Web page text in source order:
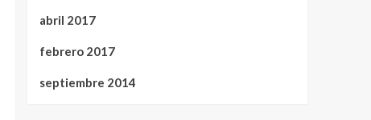
abril 2017
febrero 2017
septiembre 2014